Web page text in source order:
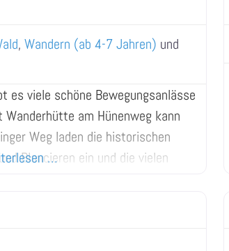
, Wandern (ab 4-7 Jahren) und
es viele schöne Bewegungsanlässe
am Hünenweg kann
Weg laden die historischen
Blancieren ein und die vielen
…